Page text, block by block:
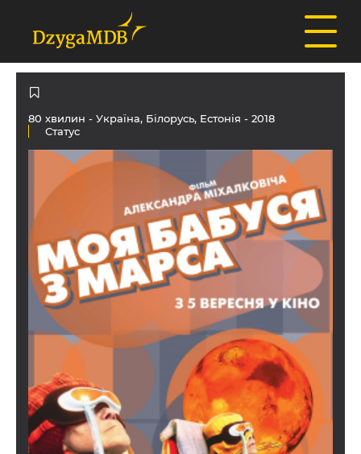
80 хвилин - Україна, Білорусь, Естонія - 2018
Статус